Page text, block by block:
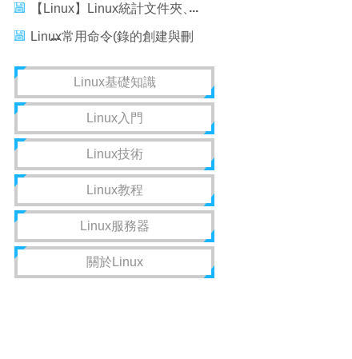
件和目錄的命令
【Linux】Linux統計文件夾、
文件數量的命令，linux統計
Linux常用命令(錄的創建與刪
除)
Linux基礎知識
Linux入門
Linux技術
Linux教程
Linux服務器
關於Linux